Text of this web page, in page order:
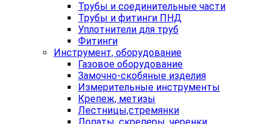
Трубы и соединительные части
Трубы и фитинги ПНД
Уплотнители для труб
Фитинги
Инструмент, оборудование
Газовое оборудование
Замочно-скобяные изделия
Измерительные инструменты
Крепеж, метизы
Лестницы,стремянки